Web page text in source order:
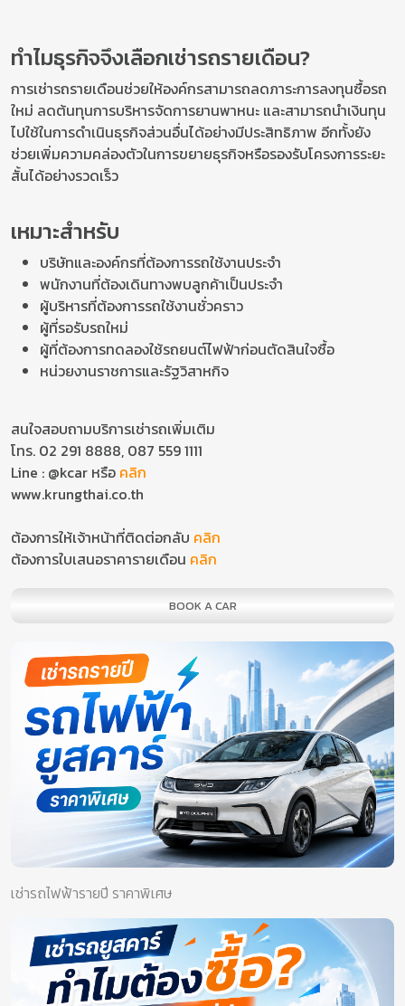
ทำไมธุรกิจจึงเลือกเช่ารถรายเดือน?
การเช่ารถรายเดือนช่วยให้องค์กรสามารถลดภาระการลงทุนซื้อรถ
ใหม่ ลดต้นทุนการบริหารจัดการยานพาหนะ และสามารถนำเงินทุน
ไปใช้ในการดำเนินธุรกิจส่วนอื่นได้อย่างมีประสิทธิภาพ อีกทั้งยัง
ช่วยเพิ่มความคล่องตัวในการขยายธุรกิจหรือรองรับโครงการระยะ
สั้นได้อย่างรวดเร็ว
เหมาะสำหรับ
บริษัทและองค์กรที่ต้องการรถใช้งานประจำ
พนักงานที่ต้องเดินทางพบลูกค้าเป็นประจำ
ผู้บริหารที่ต้องการรถใช้งานชั่วคราว
ผู้ที่รอรับรถใหม่
ผู้ที่ต้องการทดลองใช้รถยนต์ไฟฟ้าก่อนตัดสินใจซื้อ
หน่วยงานราชการและรัฐวิสาหกิจ
สนใจสอบถามบริการเช่ารถเพิ่มเติม
โทร. 02 291 8888, 087 559 1111
Line : @kcar หรือ คลิก
www.krungthai.co.th
ต้องการให้เจ้าหน้าที่ติดต่อกลับ คลิก
ต้องการใบเสนอราคารายเดือน คลิก
BOOK A CAR
เช่ารถไฟฟ้ารายปี ราคาพิเศษ